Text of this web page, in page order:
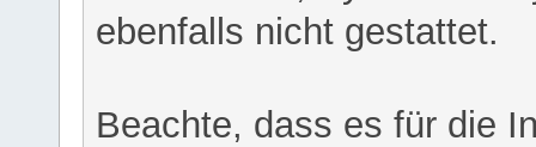
ebenfalls nicht gestattet.
Beachte, dass es für die